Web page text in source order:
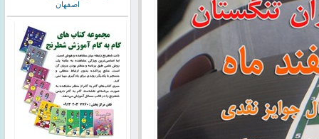
اصفهان